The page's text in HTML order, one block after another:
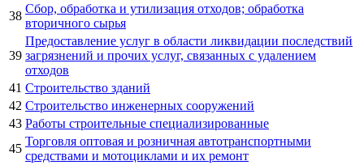
38
Сбор, обработка и утилизация отходов; обработка
вторичного сырья
39
Предоставление услуг в области ликвидации последствий
загрязнений и прочих услуг, связанных с удалением
отходов
41 Строительство зданий
42 Строительство инженерных сооружений
43 Работы строительные специализированные
45
Торговля оптовая и розничная автотранспортными
средствами и мотоциклами и их ремонт